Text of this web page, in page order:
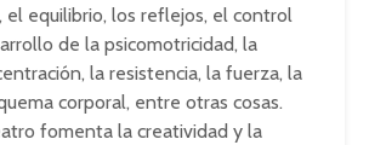
el equilibrio, los reflejos, el control
de la psicomotricidad, la
la resistencia, la fuerza, la
corporal, entre otras cosas.
fomenta la creatividad y la